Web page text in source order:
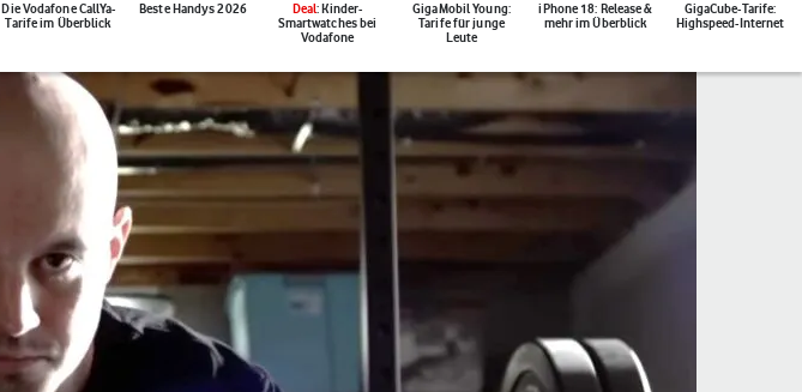
Die Vodafone CallYa-
Tarife im Überblick
Beste Handys 2026 Deal: Kinder-
Smartwatches bei
Vodafone
GigaMobil Young:
Tarife für junge
Leute
iPhone 18: Release &
mehr im Überblick
GigaCube-Tarife:
Highspeed-Internet